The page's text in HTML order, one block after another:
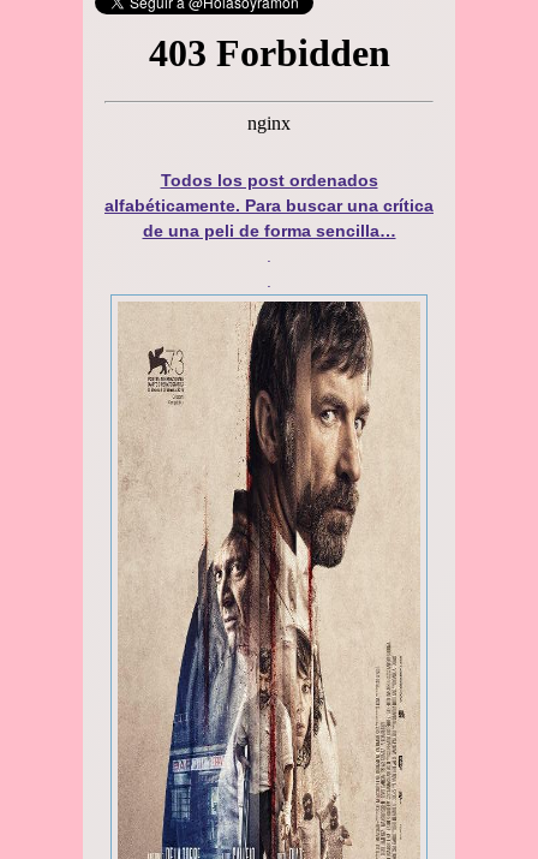
Todos los post ordenados
alfabéticamente. Para buscar una crítica
de una peli de forma sencilla…